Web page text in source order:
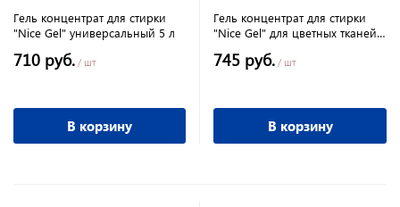
Гель концентрат для стирки
"Nice Gel" универсальный 5 л
710 руб. / шт
В корзину
Гель концентрат для стирки
"Nice Gel" для цветных тканей 5
745 руб. / шт
В корзину